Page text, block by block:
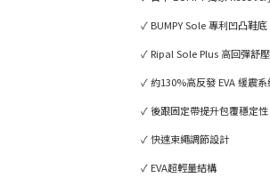
✓ BUMPY Sole 專利凹凸鞋底
✓ Ripal Sole Plus 高回彈舒
✓ 約130%高反發 EVA 緩震系
✓ 後跟固定帶提升包覆穩定性
✓ 快速束繩調節設計
✓ EVA超輕量結構